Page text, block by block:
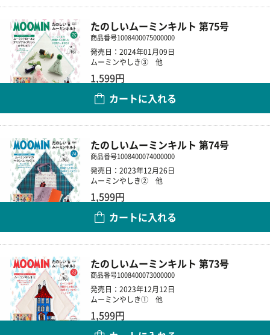
たのしいムーミンキルト 第75号
商品番号1008400075000000
発売日：2024年01月09日
ムーミンやしき③ 他
1,599円
カートに入れる
たのしいムーミンキルト 第74号
商品番号1008400074000000
発売日：2023年12月26日
ムーミンやしき② 他
1,599円
カートに入れる
たのしいムーミンキルト 第73号
商品番号1008400073000000
発売日：2023年12月12日
ムーミンやしき① 他
1,599円